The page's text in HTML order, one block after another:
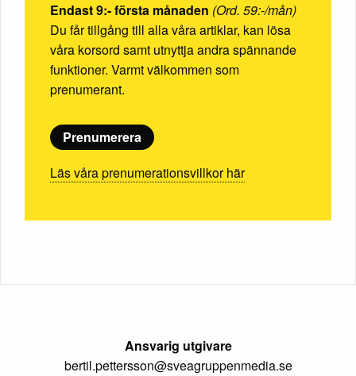
Endast 9:- första månaden (Ord. 59:-/mån)
Du får tillgång till alla våra artiklar, kan lösa
våra korsord samt utnyttja andra spännande
funktioner. Varmt välkommen som
prenumerant.
Prenumerera
Läs våra prenumerationsvillkor här
Ansvarig utgivare
bertil.pettersson@sveagruppenmedia.se